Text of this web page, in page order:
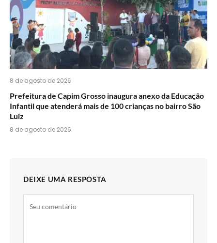
8 de agosto de 2026
Prefeitura de Capim Grosso inaugura anexo da Educação
Infantil que atenderá mais de 100 crianças no bairro São
Luiz
8 de agosto de 2026
DEIXE UMA RESPOSTA